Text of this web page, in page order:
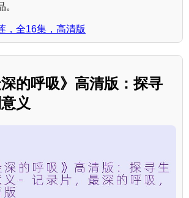
，全16集，高清版
的呼吸》高清版：探寻
义